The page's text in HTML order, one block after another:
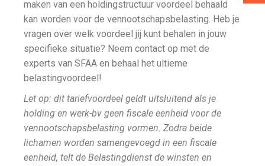
maken van een holdingstructuur voordeel behaald
kan worden voor de vennootschapsbelasting. Heb je
vragen over welk voordeel jij kunt behalen in jouw
specifieke situatie? Neem contact op met de
experts van SFAA en behaal het ultieme
belastingvoordeel!
Let op: dit tariefvoordeel geldt uitsluitend als je
holding en werk-bv geen fiscale eenheid voor de
vennootschapsbelasting vormen. Zodra beide
lichamen worden samengevoegd in een fiscale
eenheid, telt de Belastingdienst de winsten en